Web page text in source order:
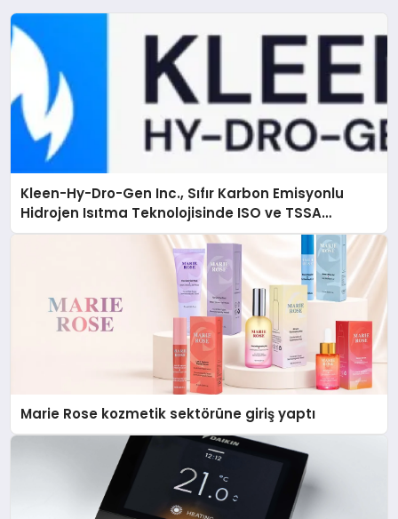
Kleen-Hy-Dro-Gen Inc., Sıfır Karbon Emisyonlu
Hidrojen Isıtma Teknolojisinde ISO ve TSSA
Düzenleyici Onaylarını Aldı
Marie Rose kozmetik sektörüne giriş yaptı